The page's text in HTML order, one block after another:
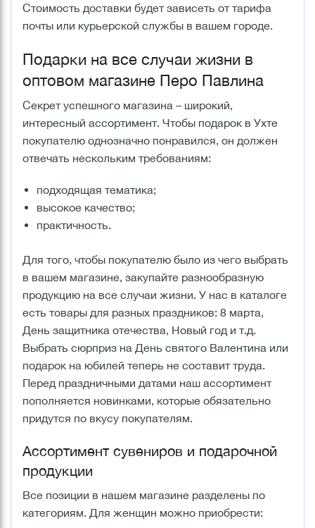
Стоимость доставки будет зависеть от тарифа
почты или курьерской службы в вашем городе.
Подарки на все случаи жизни в
оптовом магазине Перо Павлина
Секрет успешного магазина – широкий,
интересный ассортимент. Чтобы подарок в Ухте
покупателю однозначно понравился, он должен
отвечать нескольким требованиям:
подходящая тематика;
высокое качество;
практичность.
Для того, чтобы покупателю было из чего выбрать
в вашем магазине, закупайте разнообразную
продукцию на все случаи жизни. У нас в каталоге
есть товары для разных праздников: 8 марта,
День защитника отечества, Новый год и т.д.
Выбрать сюрприз на День святого Валентина или
подарок на юбилей теперь не составит труда.
Перед праздничными датами наш ассортимент
пополняется новинками, которые обязательно
придутся по вкусу покупателям.
Ассортимент сувениров и подарочной
продукции
Все позиции в нашем магазине разделены по
категориям. Для женщин можно приобрести: